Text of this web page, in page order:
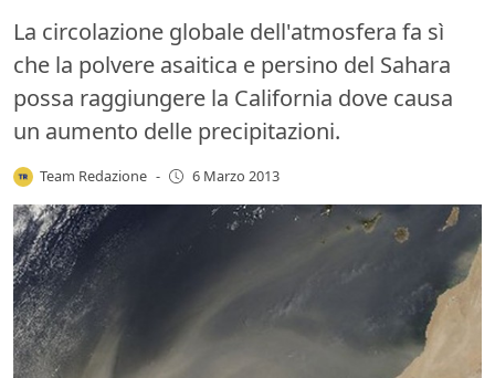
La circolazione globale dell'atmosfera fa sì
che la polvere asaitica e persino del Sahara
possa raggiungere la California dove causa
un aumento delle precipitazioni.
Team Redazione - 6 Marzo 2013